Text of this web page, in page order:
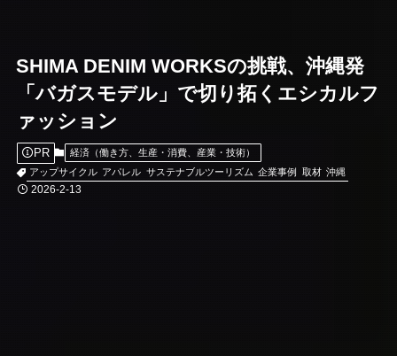
SHIMA DENIM WORKSの挑戦、沖縄発
「バガスモデル」で切り拓くエシカルフ
ァッション
PR
経済（働き方、生産・消費、産業・技術）
アップサイクル アパレル サステナブルツーリズム 企業事例 取材 沖縄
2026-2-13